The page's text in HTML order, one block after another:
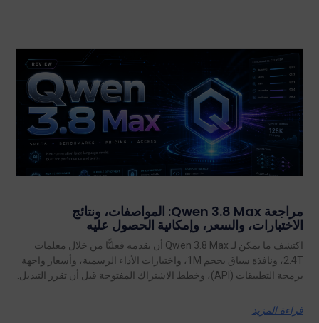
مراجعة Qwen 3.8 Max: المواصفات، ونتائج
الاختبارات، والسعر، وإمكانية الحصول عليه
اكتشف ما يمكن لـ Qwen 3.8 Max أن يقدمه فعليًّا من خلال معلمات
2.4T، ونافذة سياق بحجم 1M، واختبارات الأداء الرسمية، وأسعار واجهة
برمجة التطبيقات (API)، وخطط الاشتراك المفتوحة قبل أن تقرر التبديل.
قراءة المزيد